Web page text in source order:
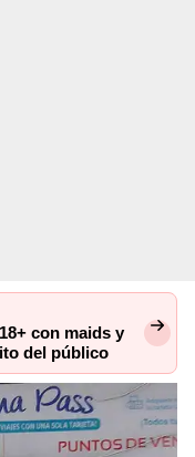
con maids y
del público